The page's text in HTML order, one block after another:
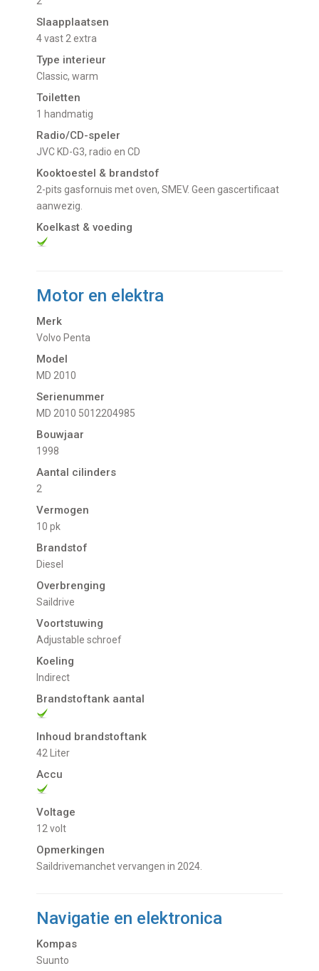
Slaapplaatsen
4 vast 2 extra
Type interieur
Classic, warm
Toiletten
1 handmatig
Radio/CD-speler
JVC KD-G3, radio en CD
Kooktoestel & brandstof
2-pits gasfornuis met oven, SMEV. Geen gascertificaat
aanwezig.
Koelkast & voeding
Motor en elektra
Merk
Volvo Penta
Model
MD 2010
Serienummer
MD 2010 5012204985
Bouwjaar
1998
Aantal cilinders
2
Vermogen
10 pk
Brandstof
Diesel
Overbrenging
Saildrive
Voortstuwing
adjustable schroef
Koeling
indirect
Brandstoftank aantal
Inhoud brandstoftank
42 Liter
Accu
Voltage
12 volt
Opmerkingen
Saildrivemanchet vervangen in 2024.
Navigatie en elektronica
Kompas
Suunto